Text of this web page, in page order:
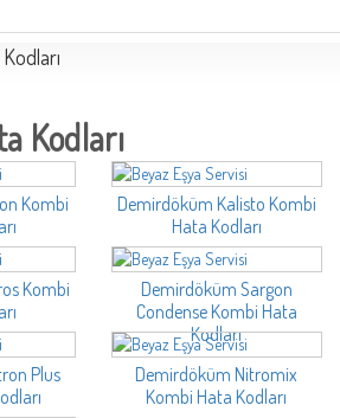
Kodları
Kombi
Demirdöküm Kalisto Kombi
Hata Kodları
Kombi
Demirdöküm Sargon
Condense Kombi Hata
Kodları
Plus
Demirdöküm Nitromix
Kombi Hata Kodları